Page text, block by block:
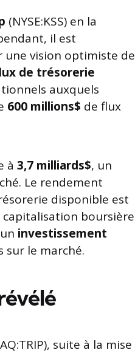
(NYSE:KSS) en la
il est
vision optimiste de
de trésorerie
auxquels
600 millions$ de flux
à 3,7 milliards$, un
Le rendement
disponible est
boursière
investissement
le marché.
suite à la mise